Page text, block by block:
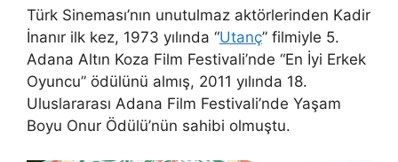
Türk Sineması’nın unutulmaz aktörlerinden Kadir
İnanır ilk kez, 1973 yılında “Utanç” filmiyle 5.
Adana Altın Koza Film Festivali’nde “En İyi Erkek
Oyuncu” ödülünü almış, 2011 yılında 18.
Uluslararası Adana Film Festivali’nde Yaşam
Boyu Onur Ödülü’nün sahibi olmuştu.